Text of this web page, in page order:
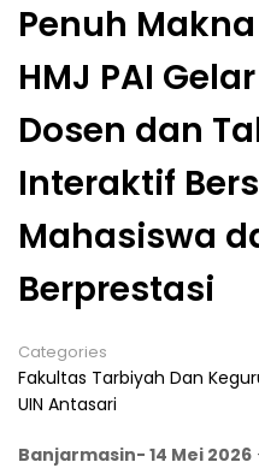
Penuh
HMJ PAI
Dosen dan
Interaktif
Mahasiswa
Berprestasi
Categories
Fakultas Tarbiyah Dan
UIN Antasari
Banjarmasin- 14 Mei 2026